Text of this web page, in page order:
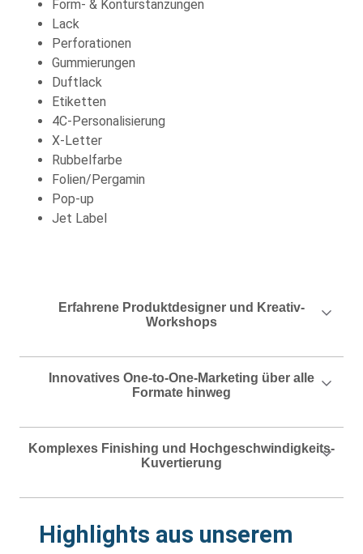
Form- & Konturstanzungen
Lack
Perforationen
Gummierungen
Duftlack
Etiketten
4C-Personalisierung
X-Letter
Rubbelfarbe
Folien/Pergamin
Pop-up
Jet Label
Erfahrene Produktdesigner und Kreativ-
Workshops
Innovatives One-to-One-Marketing über alle
Formate hinweg
Komplexes Finishing und Hochgeschwindigkeits-
Kuvertierung
Highlights aus unserem